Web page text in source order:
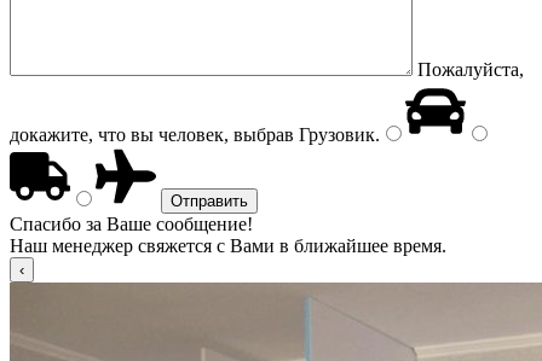
Пожалуйста,
докажите, что вы человек, выбрав Грузовик.
Спасибо за Ваше сообщение!
Наш менеджер свяжется с Вами в ближайшее время.